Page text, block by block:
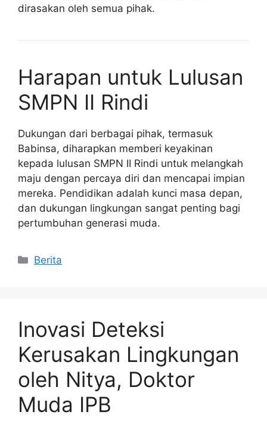
dirasakan oleh semua pihak.
Harapan untuk Lulusan
SMPN II Rindi
Dukungan dari berbagai pihak, termasuk
Babinsa, diharapkan memberi keyakinan
kepada lulusan SMPN II Rindi untuk melangkah
maju dengan percaya diri dan mencapai impian
mereka. Pendidikan adalah kunci masa depan,
dan dukungan lingkungan sangat penting bagi
pertumbuhan generasi muda.
Kategori
Berita
Inovasi Deteksi
Kerusakan Lingkungan
oleh Nitya, Doktor
Muda IPB